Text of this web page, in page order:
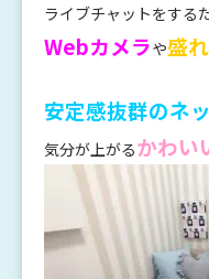
ライブチャットをする
Webカメラや盛
安定感抜群のネ
気分が上がるかわい